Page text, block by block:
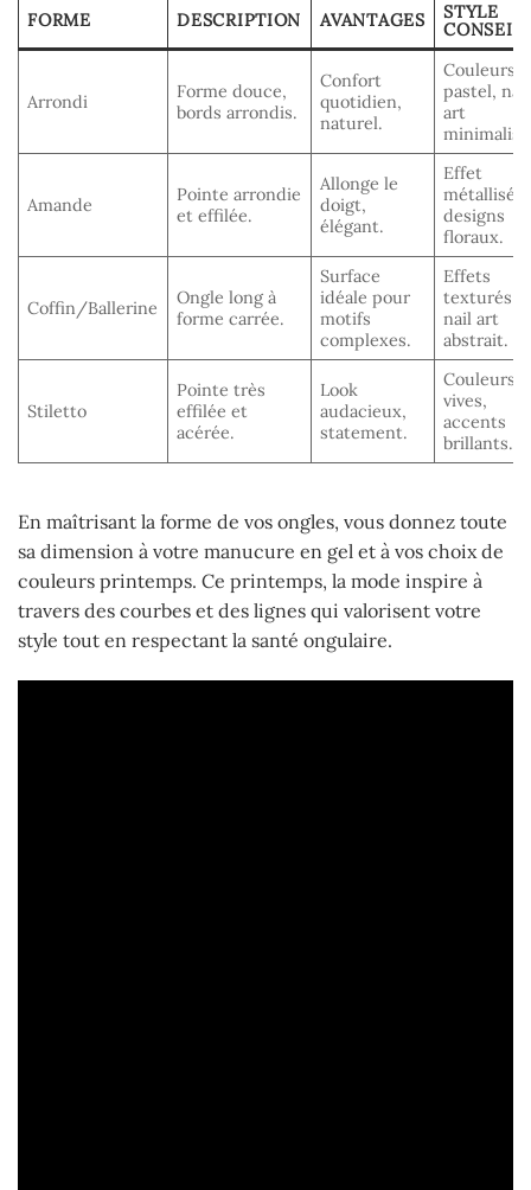
FORME DESCRIPTION AVANTAGES
STYLE
Arrondi
Forme douce,
bords arrondis.
Confort
quotidien,
naturel.
Couleurs
pastel, nail
art
Amande
Pointe arrondie
et effilée.
Allonge le
doigt,
élégant.
Effet
métallisé,
designs
floraux.
Coffin/Ballerine
Ongle long à
forme carrée.
Surface
idéale pour
motifs
complexes.
Effets
texturés,
nail art
abstrait.
Stiletto
Pointe très
effilée et
acérée.
Look
audacieux,
statement.
Couleurs
vives,
accents
brillants.
En maîtrisant la forme de vos ongles, vous donnez toute
sa dimension à votre manucure en gel et à vos choix de
couleurs printemps. Ce printemps, la mode inspire à
travers des courbes et des lignes qui valorisent votre
style tout en respectant la santé ongulaire.